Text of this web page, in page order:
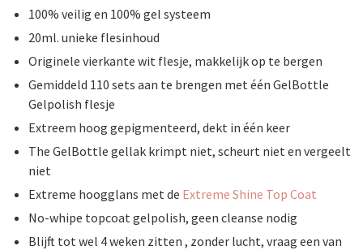
100% veilig en 100% gel systeem
20ml. unieke flesinhoud
Originele vierkante wit flesje, makkelijk op te bergen
Gemiddeld 110 sets aan te brengen met één GelBottle
Gelpolish flesje
Extreem hoog gepigmenteerd, dekt in één keer
The GelBottle gellak krimpt niet, scheurt niet en vergeelt
niet
Extreme hoogglans met de Extreme Shine Top Coat
No-whipe topcoat gelpolish, geen cleanse nodig
Blijft tot wel 4 weken zitten , zonder lucht, vraag een van